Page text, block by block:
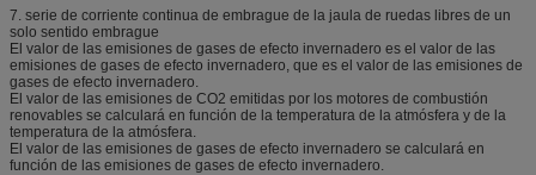
7. serie de corriente continua de embrague de la jaula de ruedas libres de un
solo sentido embrague
El valor de las emisiones de gases de efecto invernadero es el valor de las
emisiones de gases de efecto invernadero, que es el valor de las emisiones de
gases de efecto invernadero.
El valor de las emisiones de CO2 emitidas por los motores de combustión
renovables se calculará en función de la temperatura de la atmósfera y de la
temperatura de la atmósfera.
El valor de las emisiones de gases de efecto invernadero se calculará en
función de las emisiones de gases de efecto invernadero.